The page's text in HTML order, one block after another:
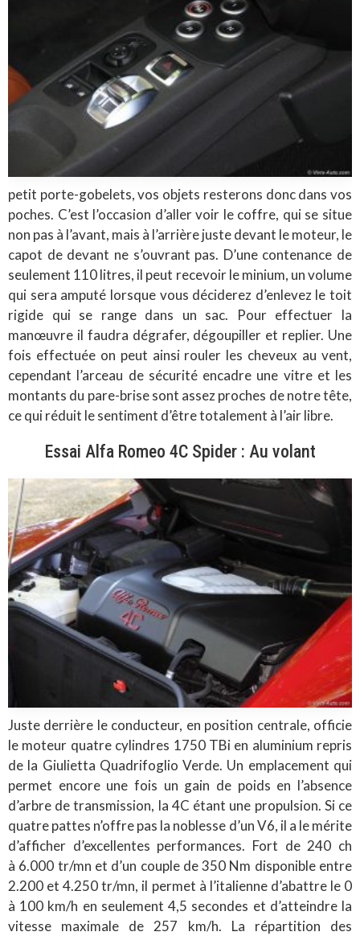
petit porte-gobelets, vos objets resterons donc dans vos
poches. C’est l’occasion d’aller voir le coffre, qui se situe
non pas à l’avant, mais à l’arrière juste devant le moteur, le
capot de devant ne s’ouvrant pas. D’une contenance de
seulement 110 litres, il peut recevoir le minium, un volume
qui sera amputé lorsque vous déciderez d’enlevez le toit
rigide qui se range dans un sac. Pour effectuer la
manœuvre il faudra dégrafer, dégoupiller et replier. Une
fois effectuée on peut ainsi rouler les cheveux au vent,
cependant l’arceau de sécurité encadre une vitre et les
montants du pare-brise sont assez proches de notre tête,
ce qui réduit le sentiment d’être totalement à l’air libre.
Essai Alfa Romeo 4C Spider : Au volant
Juste derrière le conducteur, en position centrale, officie
le moteur quatre cylindres 1750 TBi en aluminium repris
de la Giulietta Quadrifoglio Verde. Un emplacement qui
permet encore une fois un gain de poids en l’absence
d’arbre de transmission, la 4C étant une propulsion. Si ce
quatre pattes n’offre pas la noblesse d’un V6, il a le mérite
d’afficher d’excellentes performances. Fort de 240 ch
à 6.000 tr/mn et d’un couple de 350 Nm disponible entre
2.200 et 4.250 tr/mn, il permet à l’italienne d’abattre le 0
à 100 km/h en seulement 4,5 secondes et d’atteindre la
vitesse maximale de 257 km/h. La répartition des